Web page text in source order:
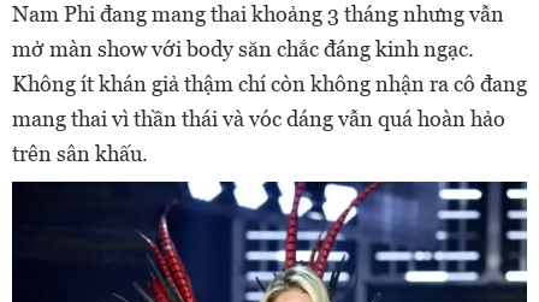
Nam Phi đang mang thai khoảng 3 tháng nhưng vẫn
mở màn show với body săn chắc đáng kinh ngạc.
Không ít khán giả thậm chí còn không nhận ra cô đang
mang thai vì thần thái và vóc dáng vẫn quá hoàn hảo
trên sân khấu.